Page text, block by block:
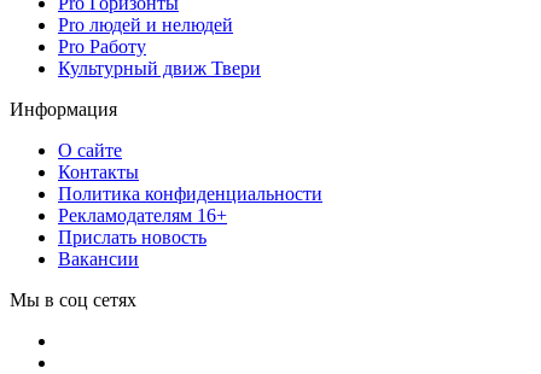
Pro людей и нелюдей
Pro Работу
Культурный движ Твери
Информация
О сайте
Контакты
Политика конфиденциальности
Рекламодателям 16+
Прислать новость
Вакансии
Мы в соц сетях